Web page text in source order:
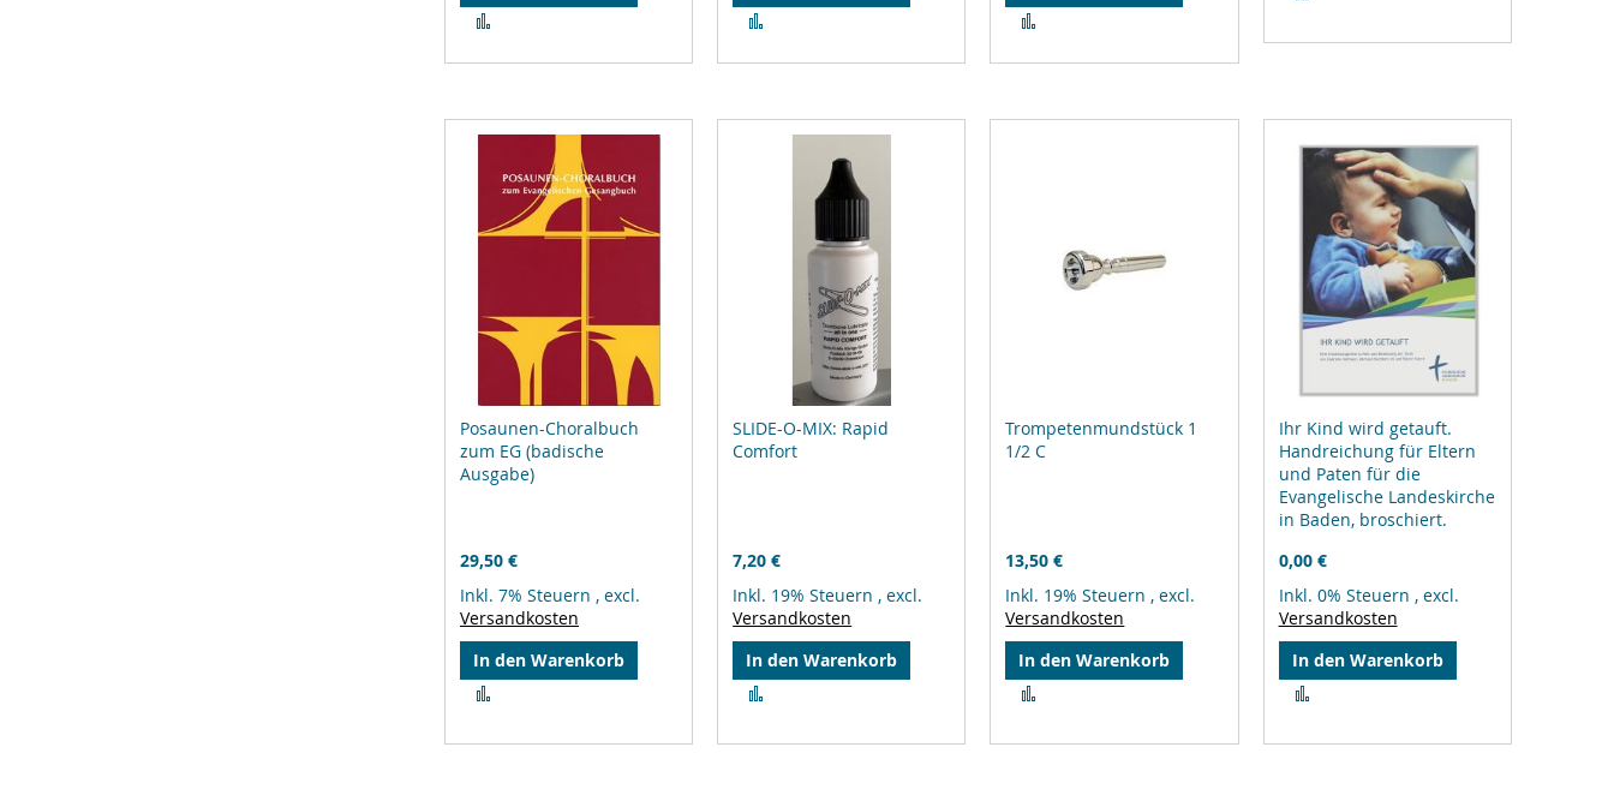
hinzufügen
hinzufügen
hinzufügen
Posaunen-Choralbuch
zum EG (badische
Ausgabe)
29,50 €
Inkl. 7% Steuern , excl.
Versandkosten
In den Warenkorb
SLIDE-O-MIX: Rapid
Comfort
7,20 €
Inkl. 19% Steuern ,excl.
Versandkosten
In den Warenkorb
Trompetenmundstück 1
1/2 C
13,50 €
Inkl. 19% Steuern ,excl.
Versandkosten
In den Warenkorb
Ihr Kind wird getauft.
Handreichung für Eltern
und Paten für die
Evangelische Landeskirche
in Baden, broschiert.
0,00 €
Inkl. 0% Steuern , excl.
Versandkosten
In den Warenkorb